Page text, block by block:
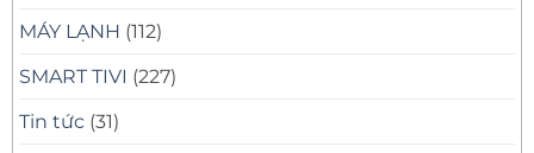
MÁY LẠNH (112)
SMART TIVI (227)
Tin tức (31)